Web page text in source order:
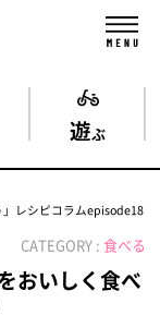
遊ぶ
」レシピコラムepisode18
CATEGORY : 食べる
おいしく食べ